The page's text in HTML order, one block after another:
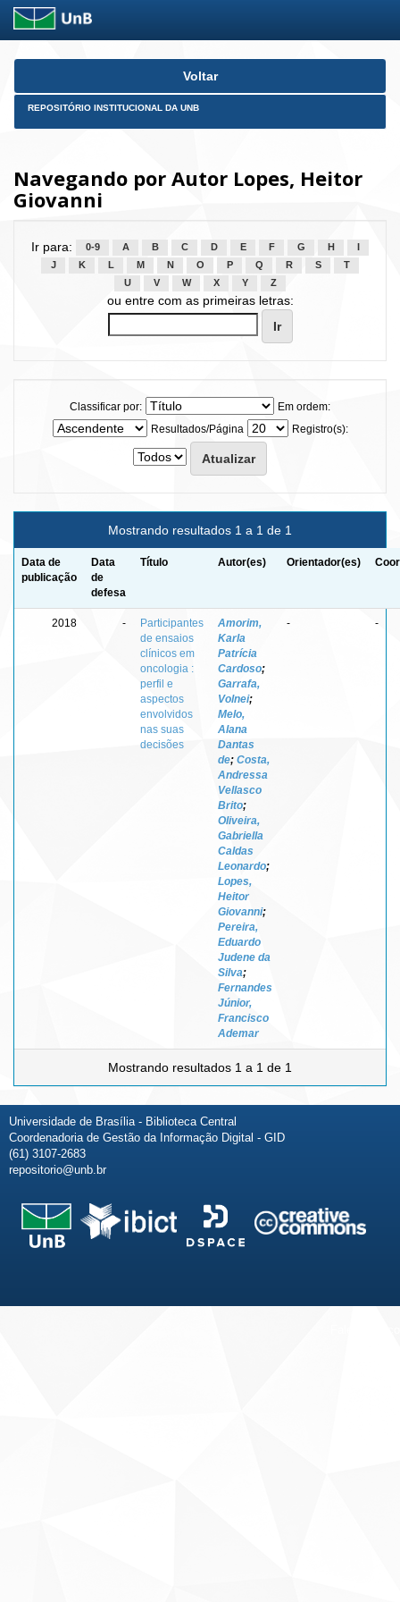
Skip
Voltar
REPOSITÓRIO INSTITUCIONAL DA UNB
Navegando por Autor Lopes, Heitor
Giovanni
Ir para: 0-9 A B C D E F G H
J
K L M N O P Q R S
T
U
V W X Y Z
ou entre com as primeiras letras:
Classificar por:
Em ordem:
Resultados/Página
Registro(s):
Mostrando resultados 1 a 1 de 1
Data de
publicação
Data
de
defesa
Título Autor(es) Orientador(es)
2018 -
Participantes
de ensaios
clínicos em
oncologia :
perfil e
aspectos
envolvidos
nas suas
decisões
Amorim,
Karla
Patrícia
Cardoso;
Garrafa,
Volnei;
Melo,
Alana
Dantas
de; Costa,
Andressa
Vellasco
Brito;
Oliveira,
Gabriella
Caldas
Leonardo;
Lopes,
Heitor
Giovanni;
Pereira,
Eduardo
Judene da
Silva;
Fernandes
Júnior,
Francisco
Ademar
- -
Mostrando resultados 1 a 1 de 1
Universidade de Brasília - Biblioteca Central
Coordenadoria de Gestão da Informação Digital - GID
(61) 3107-2683
repositorio@unb.br